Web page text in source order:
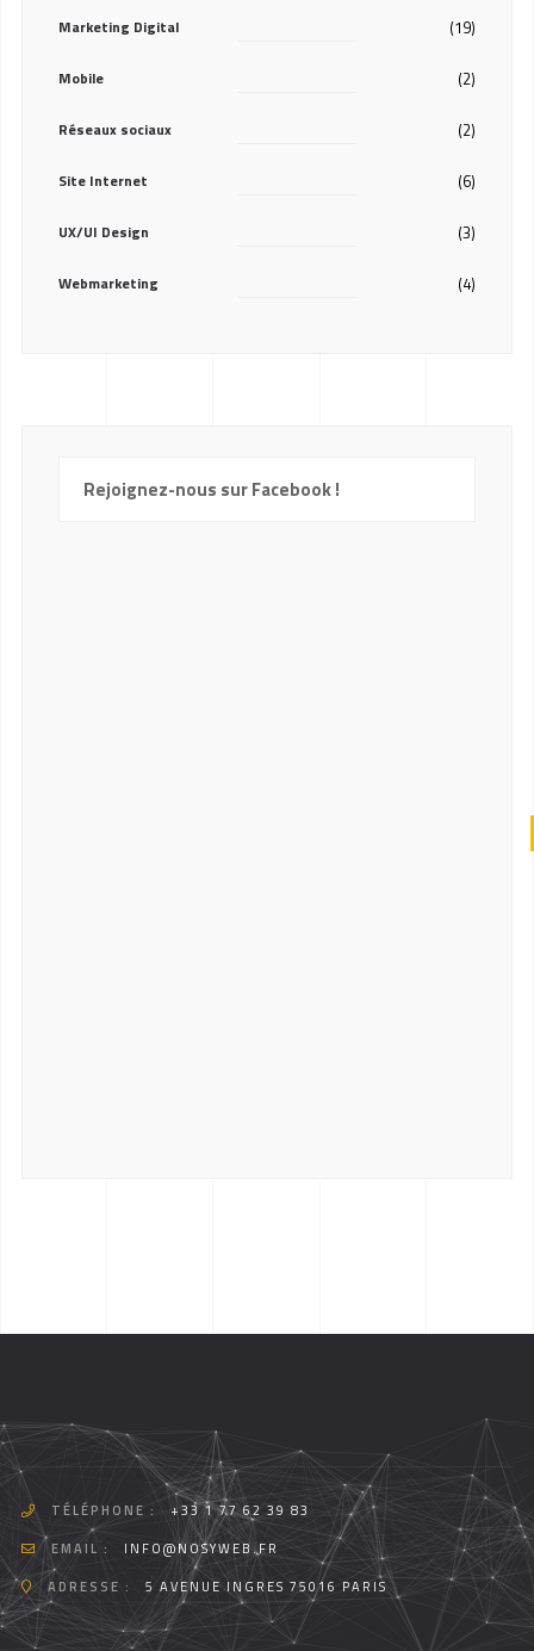
Marketing Digital (19)
Mobile (2)
Réseaux sociaux (2)
Site Internet (6)
UX/UI Design (3)
Webmarketing (4)
Rejoignez-nous sur Facebook !
TÉLÉPHONE :
+33 1 77 62 39 83
EMAIL :
INFO@NOSYWEB.FR
ADRESSE :
5 AVENUE INGRES 75016 PARIS